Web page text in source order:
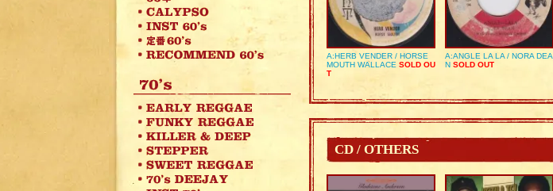
A:HERB VENDER / HORSE
MOUTH WALLACE SOLD OU
T
A:ANGLE LA LA / NORA DEA
N SOLD OUT
CD / OTHERS